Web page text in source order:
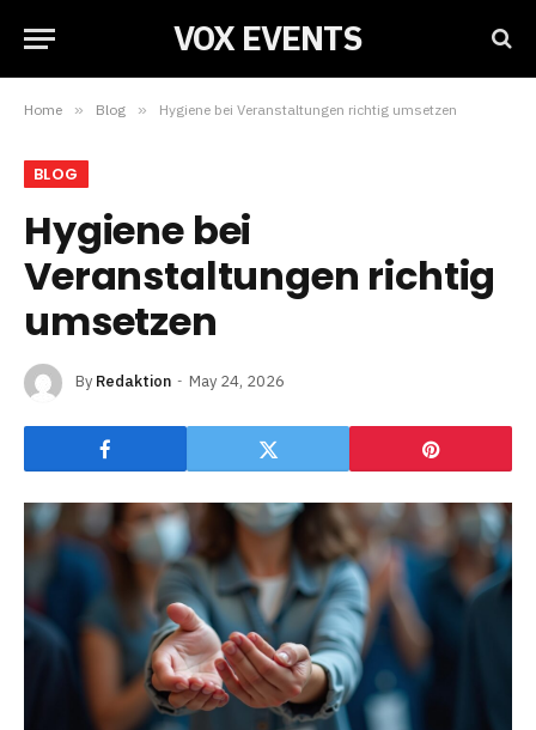
VOX EVENTS
Home » Blog » Hygiene bei Veranstaltungen richtig umsetzen
BLOG
Hygiene bei
Veranstaltungen richtig
umsetzen
By Redaktion May 24, 2026